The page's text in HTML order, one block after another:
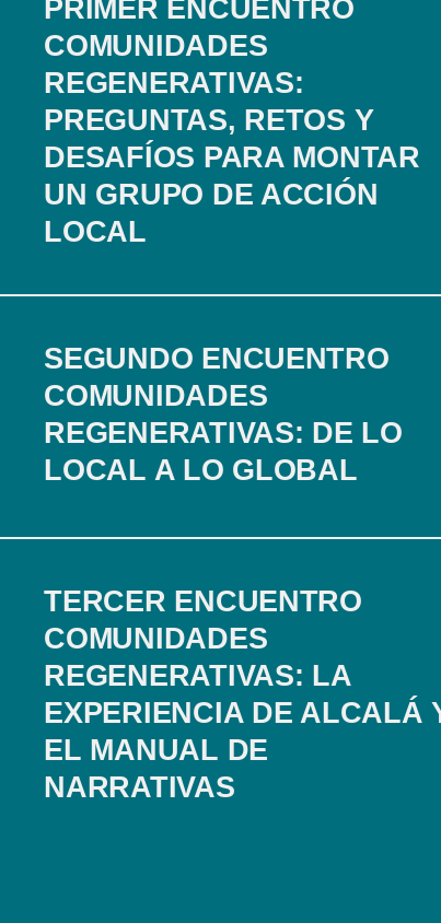
PRIMER ENCUENTRO
COMUNIDADES
REGENERATIVAS:
PREGUNTAS, RETOS Y
DESAFÍOS PARA MONTAR
UN GRUPO DE ACCIÓN
LOCAL
SEGUNDO ENCUENTRO
COMUNIDADES
REGENERATIVAS: DE LO
LOCAL A LO GLOBAL
TERCER ENCUENTRO
COMUNIDADES
REGENERATIVAS: LA
EXPERIENCIA DE ALCALÁ
EL MANUAL DE
NARRATIVAS